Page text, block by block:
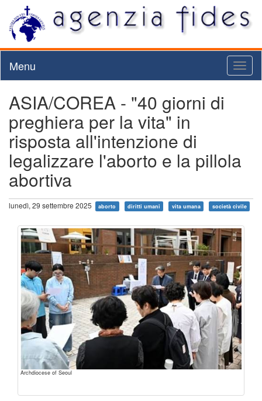
Menu
ASIA/COREA - "40 giorni di
preghiera per la vita" in
risposta all'intenzione di
legalizzare l'aborto e la pillola
abortiva
lunedì, 29 settembre 2025 aborto diritti umani vita umana società civile
Archdiocese of Seoul